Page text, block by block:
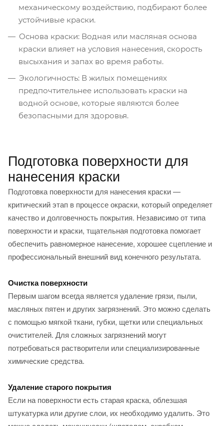
механическому воздействию, подбирают более
устойчивые краски.
Основа краски: Водная или масляная основа
краски влияет на условия нанесения, скорость
высыхания и запах во время работы.
Экологичность: В жилых помещениях
предпочтительнее использовать краски на
водной основе, которые являются более
безопасными для здоровья.
Подготовка поверхности для
нанесения краски
Подготовка поверхности для нанесения краски —
критический этап в процессе окраски, который определяет
качество и долговечность покрытия. Независимо от типа
поверхности и краски, тщательная подготовка помогает
обеспечить равномерное нанесение, хорошее сцепление и
профессиональный внешний вид конечного результата.
Очистка поверхности
Первым шагом всегда является удаление грязи, пыли,
масляных пятен и других загрязнений. Это можно сделать
с помощью мягкой ткани, губки, щетки или специальных
очистителей. Для сложных загрязнений могут
потребоваться растворители или специализированные
химические средства.
Удаление старого покрытия
Если на поверхности есть старая краска, облезшая
штукатурка или другие слои, их необходимо удалить. Это